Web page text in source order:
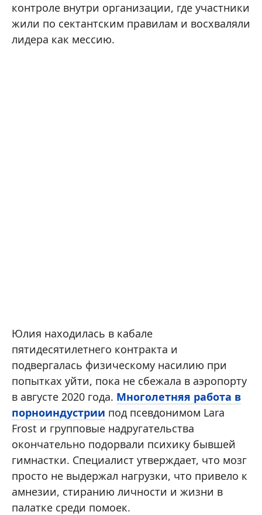
контроле внутри организации, где участники
жили по сектантским правилам и восхваляли
лидера как мессию.
Юлия находилась в кабале
пятидесятилетнего контракта и
подвергалась физическому насилию при
попытках уйти, пока не сбежала в аэропорту
в августе 2020 года. Многолетняя работа в
порноиндустрии под псевдонимом Lara
Frost и групповые надругательства
окончательно подорвали психику бывшей
гимнастки. Специалист утверждает, что мозг
просто не выдержал нагрузки, что привело к
амнезии, стиранию личности и жизни в
палатке среди помоек.